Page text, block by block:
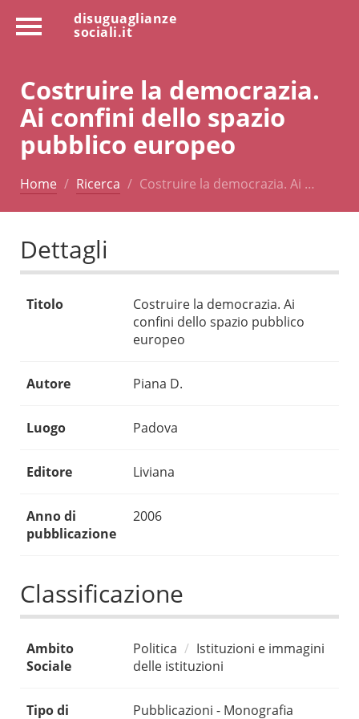
disuguaglianze
sociali.it
Costruire la democrazia.
Ai confini dello spazio
pubblico europeo
Home Ricerca Costruire la democrazia. Ai …
Dettagli
Titolo
Costruire la democrazia. Ai
confini dello spazio pubblico
europeo
Autore Piana D.
Luogo Padova
Editore Liviana
Anno di
pubblicazione
2006
Classificazione
Ambito
Sociale
Politica
Istituzioni e immagini
delle istituzioni
Tipo di Pubblicazioni - Monografia